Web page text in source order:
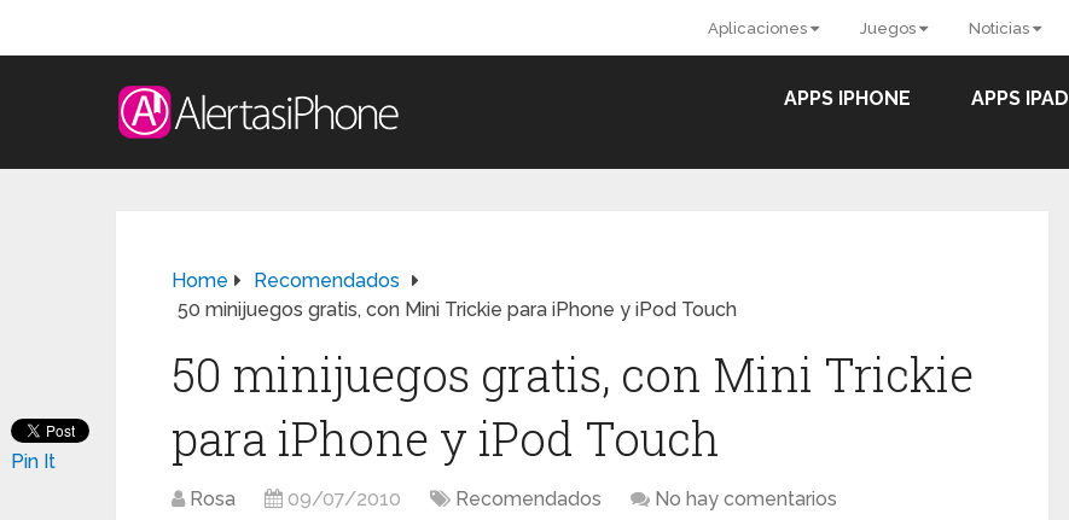
Aplicaciones Juegos Noticias
APPS IPHONE APPS IPAD
Home
Recomendados
50 minijuegos gratis, con Mini Trickie para iPhone y iPod Touch
50 minijuegos gratis, con Mini Trickie
para iPhone y iPod Touch
Rosa 09/07/2010 Recomendados No hay comentarios
Pin It